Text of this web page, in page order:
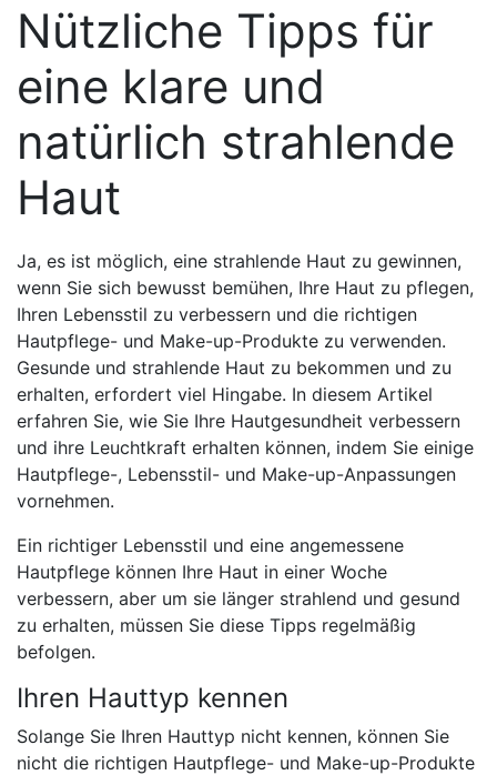
Nützliche Tipps für
eine klare und
natürlich strahlende
Haut
Ja, es ist möglich, eine strahlende Haut zu gewinnen,
wenn Sie sich bewusst bemühen, Ihre Haut zu pflegen,
Ihren Lebensstil zu verbessern und die richtigen
Hautpflege- und Make-up-Produkte zu verwenden.
Gesunde und strahlende Haut zu bekommen und zu
erhalten, erfordert viel Hingabe. In diesem Artikel
erfahren Sie, wie Sie Ihre Hautgesundheit verbessern
und ihre Leuchtkraft erhalten können, indem Sie einige
Hautpflege-, Lebensstil- und Make-up-Anpassungen
vornehmen.
Ein richtiger Lebensstil und eine angemessene
Hautpflege können Ihre Haut in einer Woche
verbessern, aber um sie länger strahlend und gesund
zu erhalten, müssen Sie diese Tipps regelmäßig
befolgen.
Ihren Hauttyp kennen
Solange Sie Ihren Hauttyp nicht kennen, können Sie
nicht die richtigen Hautpflege- und Make-up-Produkte